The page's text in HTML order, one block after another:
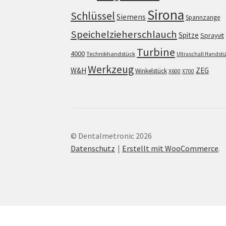
Schlüssel Siemens Sirona Spannzange
Speichelzieherschlauch Spitze Sprayvit
4000 Technikhandstück Turbine Ultraschall
W&H WerkzeugWinkelstück X600 X700 ZEG
© Dentalmetronic 2026
Datenschutz
Erstellt mit WooCommerce.